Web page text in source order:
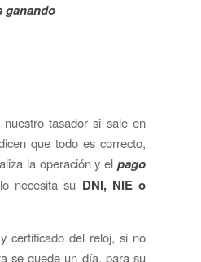
ganando
tasador si sale en
que todo es correcto,
la operación y el pago
necesita su DNI, NIE o
certificado del reloj, si no
se quede un día, para su